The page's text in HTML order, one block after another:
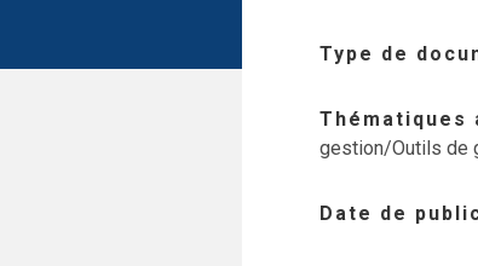
Type de
Thématiques
gestion/Outils de
Date de